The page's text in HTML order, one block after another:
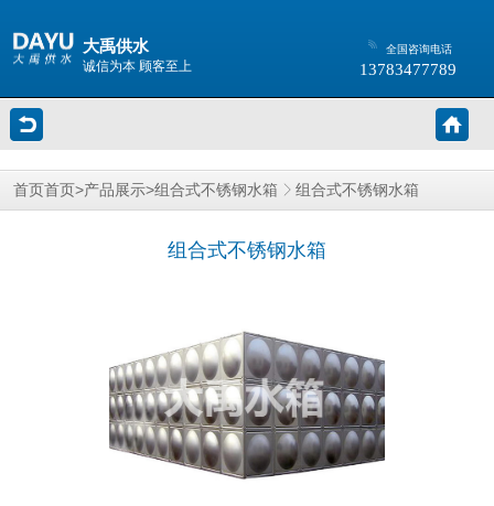
大禹供水
诚信为本 顾客至上
全国咨询电话
13783477789
首页 首页 >产品展示>组合式不锈钢水箱 组合式不锈钢水箱
组合式不锈钢水箱